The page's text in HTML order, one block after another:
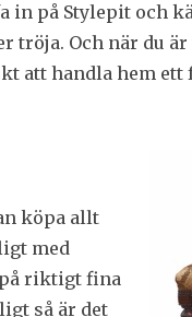
in på Stylepit och
tröja. Och när du är
att handla hem ett
köpa allt
med
riktigt fina
så är det